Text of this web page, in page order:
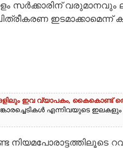
സർക്കാരിന് വരുമാനവും
ഇടമാക്കാമെന്ന്
ഇവ വ്യാപകം, കൈകൊണ്ട്
എന്നിവയുടെ
നിയമപോരാട്ടത്തിലൂടെ